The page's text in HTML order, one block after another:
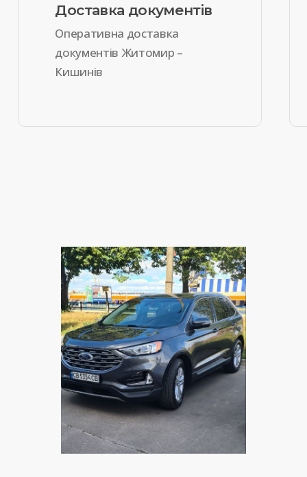
Доставка документів
Оперативна доставка
документів Житомир –
Кишинів